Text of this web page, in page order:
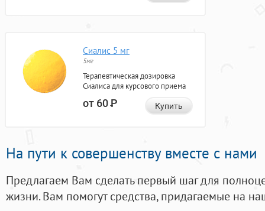
Сиалис 5 мг
5мг
Терапевтическая дозировка
Сиалиса для курсового приема
от 60Р Купить
На пути к совершенству вместе с нами
Предлагаем Вам сделать первый шаг для
жизни. Вам помогут средства, придагаемые на